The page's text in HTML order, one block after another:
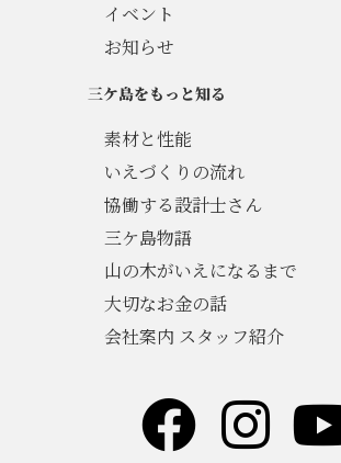
イベント
お知らせ
三ケ島をもっと知る
素材と性能
いえづくりの流れ
協働する設計士さん
三ケ島物語
山の木がいえになるまで
大切なお金の話
会社案内 スタッフ紹介